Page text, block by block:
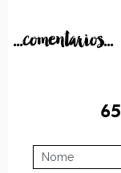
...comentarios...
65